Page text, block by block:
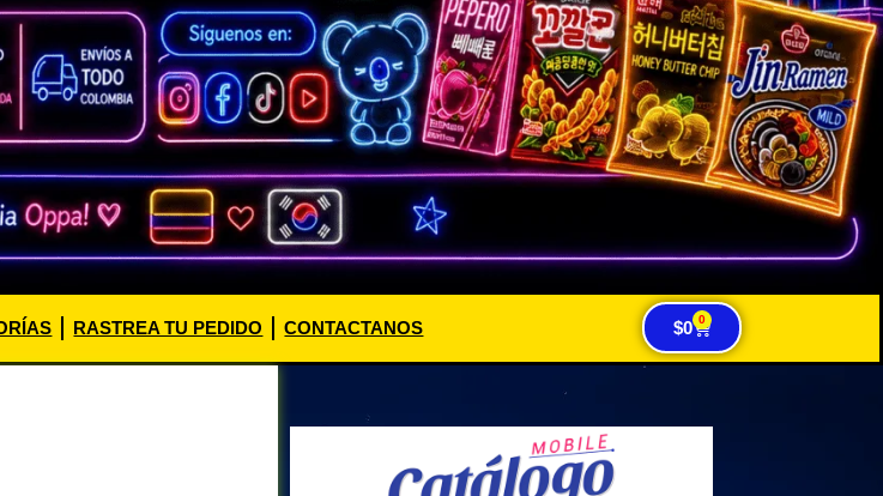
RASTREA TU PEDIDO CONTACTANOS $0 0